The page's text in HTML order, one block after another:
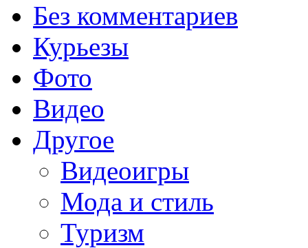
Без комментариев
Курьезы
Фото
Видео
Другое
Видеоигры
Мода и стиль
Туризм